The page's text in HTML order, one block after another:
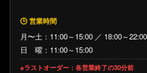
🕒 営業時間
月〜土：11:00～15:00 ／ 18:00～22:00
日 曜：11:00～15:00
※ラストオーダー：各営業終了の30分前